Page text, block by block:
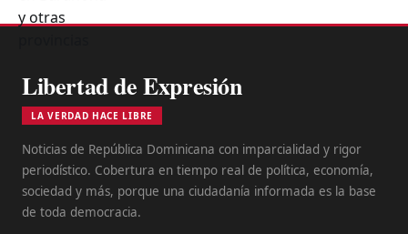
Libertad de Expresión
LA VERDAD HACE LIBRE
Noticias de República Dominicana con imparcialidad y rigor
periodístico. Cobertura en tiempo real de política, economía,
sociedad y más, porque una ciudadanía informada es la base
de toda democracia.